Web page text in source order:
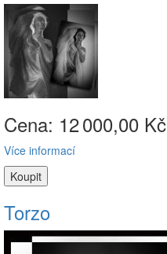
Cena: 12000,00 Kč
Více informací
Torzo